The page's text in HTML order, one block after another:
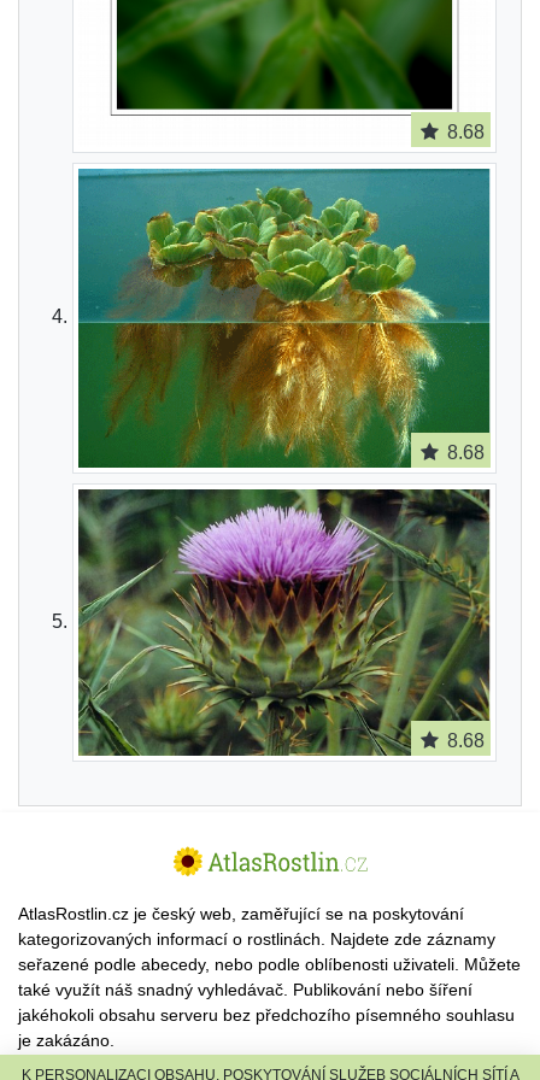
8.68
8.68
8.68
AtlasRostlin.cz je český web, zaměřující se na poskytování
kategorizovaných informací o rostlinách. Najdete zde záznamy
seřazené podle abecedy, nebo podle oblíbenosti uživateli. Můžete
také využít náš snadný vyhledávač. Publikování nebo šíření
jakéhokoli obsahu serveru bez předchozího písemného souhlasu
je zakázáno.
K PERSONALIZACI OBSAHU, POSKYTOVÁNÍ SLUŽEB SOCIÁLNÍCH SÍTÍ A